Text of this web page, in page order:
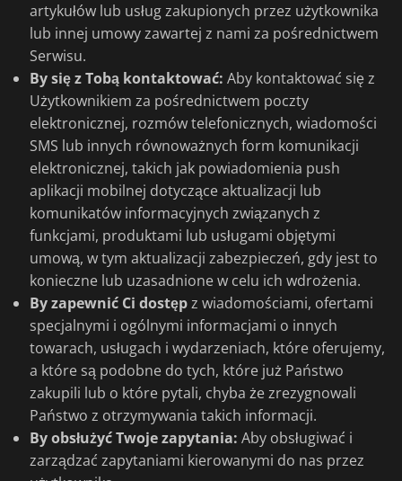
artykułów lub usług zakupionych przez użytkownika
lub innej umowy zawartej z nami za pośrednictwem
Serwisu.
By się z Tobą kontaktować: Aby kontaktować się z
Użytkownikiem za pośrednictwem poczty
elektronicznej, rozmów telefonicznych, wiadomości
SMS lub innych równoważnych form komunikacji
elektronicznej, takich jak powiadomienia push
aplikacji mobilnej dotyczące aktualizacji lub
komunikatów informacyjnych związanych z
funkcjami, produktami lub usługami objętymi
umową, w tym aktualizacji zabezpieczeń, gdy jest to
konieczne lub uzasadnione w celu ich wdrożenia.
By zapewnić Ci dostępz wiadomościami, ofertami
specjalnymi i ogólnymi informacjami o innych
towarach, usługach i wydarzeniach, które oferujemy,
a które są podobne do tych, które już Państwo
zakupili lub o które pytali, chyba że zrezygnowali
Państwo z otrzymywania takich informacji.
By obsłużyć Twoje zapytania: Aby obsługiwać i
zarządzać zapytaniami kierowanymi do nas przez